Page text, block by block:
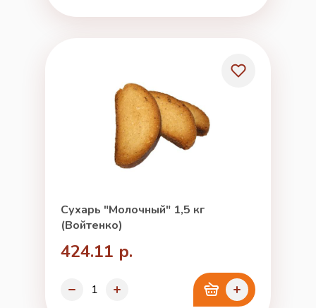
Сухарь "Молочный" 1,5 кг
(Войтенко)
424.11 р.